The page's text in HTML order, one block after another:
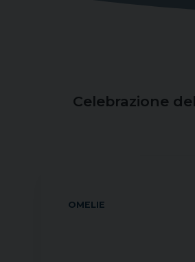
Celebrazione
OMELIE